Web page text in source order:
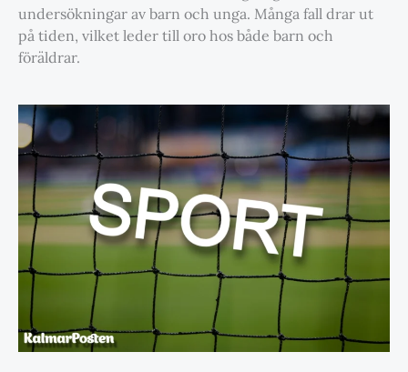
undersökningar av barn och unga. Många fall drar ut
på tiden, vilket leder till oro hos både barn och
föräldrar.